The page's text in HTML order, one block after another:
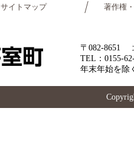
サイトマップ 著作権
〒082-8651
TEL：0155-
年末年始を除